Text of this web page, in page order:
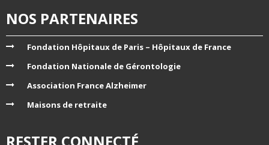
NOS PARTENAIRES
Fondation Hôpitaux de Paris – Hôpitaux de France
Fondation Nationale de Gérontologie
Association France Alzheimer
Maisons de retraite
RESTER CONNECTÉ